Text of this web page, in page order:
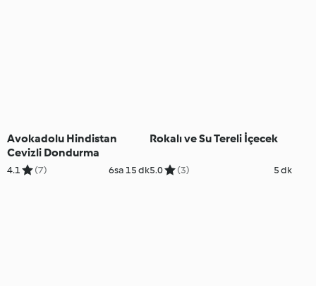
Avokadolu Hindistan
Cevizli Dondurma
4.1 (7) 6sa 15 dk
Rokalı ve Su Tereli İçecek
5.0 (3) 5 dk